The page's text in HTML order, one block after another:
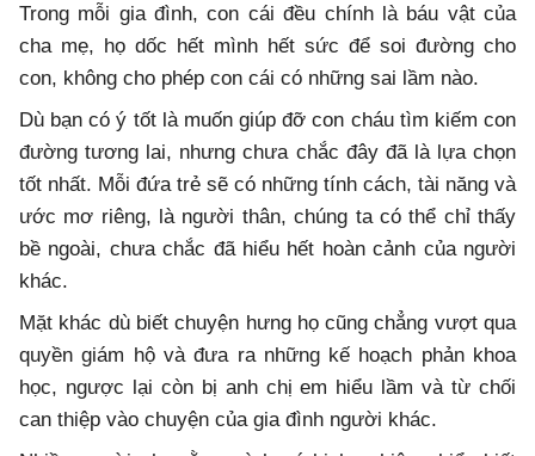
Trong mỗi gia đình, con cái đều chính là báu vật của
cha mẹ, họ dốc hết mình hết sức để soi đường cho
con, không cho phép con cái có những sai lầm nào.
Dù bạn có ý tốt là muốn giúp đỡ con cháu tìm kiếm con
đường tương lai, nhưng chưa chắc đây đã là lựa chọn
tốt nhất. Mỗi đứa trẻ sẽ có những tính cách, tài năng và
ước mơ riêng, là người thân, chúng ta có thể chỉ thấy
bề ngoài, chưa chắc đã hiểu hết hoàn cảnh của người
khác.
Mặt khác dù biết chuyện hưng họ cũng chẳng vượt qua
quyền giám hộ và đưa ra những kế hoạch phản khoa
học, ngược lại còn bị anh chị em hiểu lầm và từ chối
can thiệp vào chuyện của gia đình người khác.